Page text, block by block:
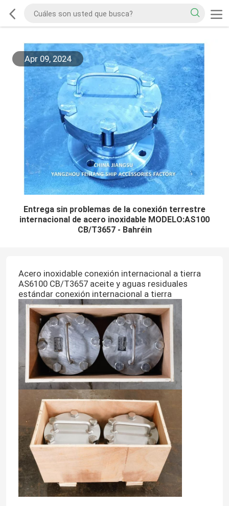
Apr 09, 2024
Entrega sin problemas de la conexión terrestre
internacional de acero inoxidable MODELO:AS100
CB/T3657 - Bahréin
Acero inoxidable conexión internacional a tierra
AS6100 CB/T3657 aceite y aguas residuales
estándar conexión internacional a tierra